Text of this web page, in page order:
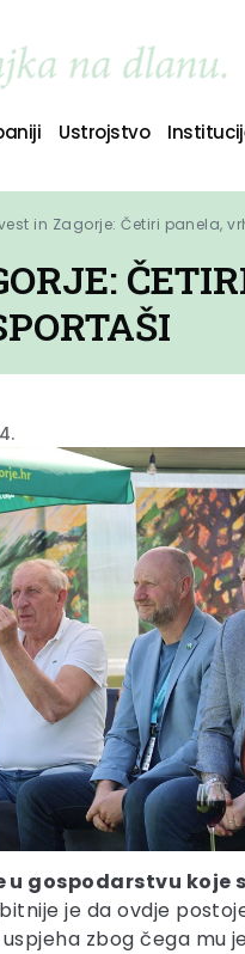
Ustrojstvo
in Zagorje: Četiri panela,
gospodarstvu koje
je da ovdje
zbog čega